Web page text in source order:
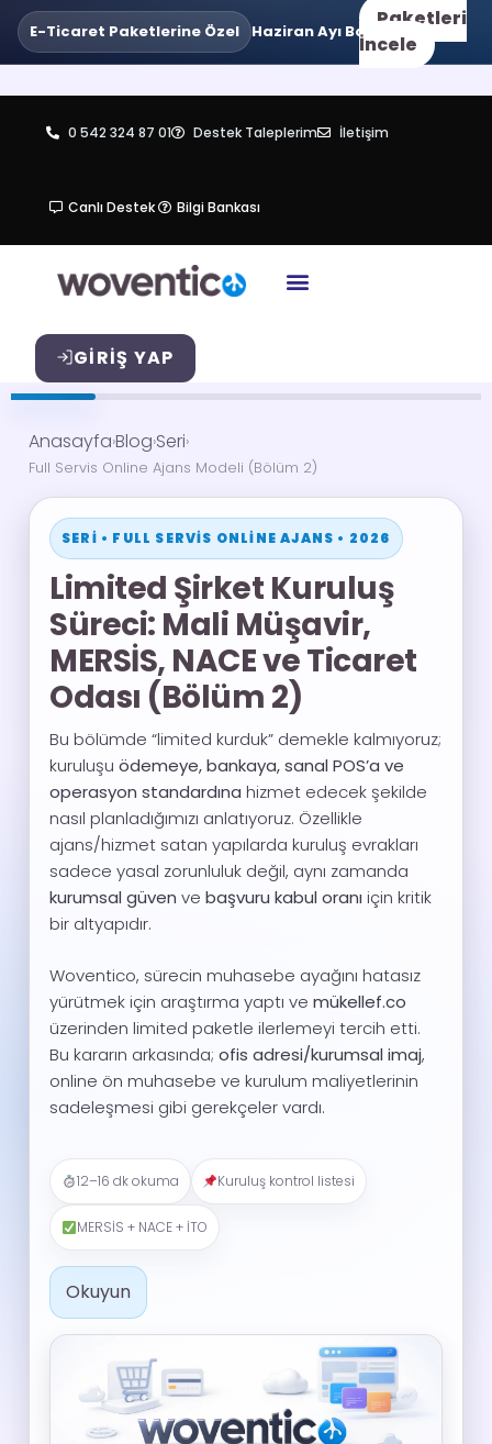
E-Ticaret Paketlerine Özel Haziran Ayı Boyunca 3 Taksit
Paketleri
İncele
0 542 324 87 01 Destek Taleplerim İletişim
Canlı Destek Bilgi Bankası
GIRIŞ YAP
Anasayfa›Blog›Seri›
Full Servis Online Ajans Modeli (Bölüm 2)
SERI • FULL SERVIS ONLINE AJANS • 2026
Limited Şirket Kuruluş
Süreci: Mali Müşavir,
MERSİS, NACE ve Ticaret
Odası (Bölüm 2)
Bu bölümde “limited kurduk” demekle kalmıyoruz;
kuruluşu ödemeye, bankaya, sanal POS’a ve
operasyon standardına hizmet edecek şekilde
nasıl planladığımızı anlatıyoruz. Özellikle
ajans/hizmet satan yapılarda kuruluş evrakları
sadece yasal zorunluluk değil, aynı zamanda
kurumsal güven ve başvuru kabul oranı için kritik
bir altyapıdır.
Woventico, sürecin muhasebe ayağını hatasız
yürütmek için araştırma yaptı ve mükellef.co
üzerinden limited paketle ilerlemeyi tercih etti.
Bu kararın arkasında; ofis adresi/kurumsal imaj,
online ön muhasebe ve kurulum maliyetlerinin
sadeleşmesi gibi gerekçeler vardı.
12–16 dk okuma Kuruluş kontrol listesi
MERSİS + NACE + İTO
Okuyun